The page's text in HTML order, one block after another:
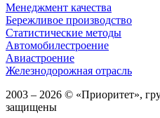
Менеджмент качества
Бережливое производство
Статистические методы
Автомобилестроение
Авиастроение
Железнодорожная отрасль
2003 – 2026 © «Приоритет»,
защищены